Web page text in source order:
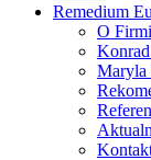
Remedium
O
Maryla